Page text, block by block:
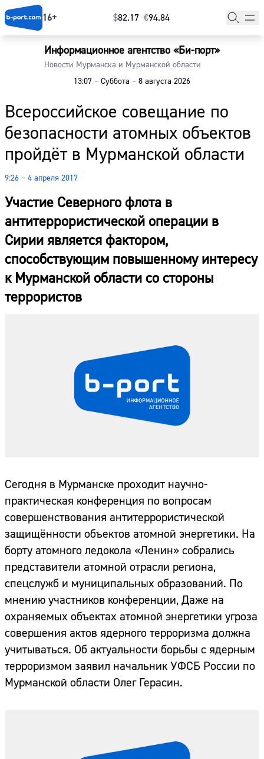
16+ $⁠82.17 €⁠94.84
Информационное агентство «Би-порт»
Новости Мурманска и Мурманской области
13:07 – Суббота – 8 августа 2026
Всероссийское совещание по
безопасности атомных объектов
пройдёт в Мурманской области
9:26 – 4 апреля 2017
Участие Северного флота в
антитеррористической операции в
Сирии является фактором,
способствующим повышенному интересу
к Мурманской области со стороны
террористов
Сегодня в Мурманске проходит научно-
практическая конференция по вопросам
совершенствования антитеррористической
защищённости объектов атомной энергетики. На
борту атомного ледокола «Ленин» собрались
представители атомной отрасли региона,
спецслужб и муниципальных образований. По
мнению участников конференции, Даже на
охраняемых объектах атомной энергетики угроза
совершения актов ядерного терроризма должна
учитываться. Об актуальности борьбы с ядерным
терроризмом заявил начальник УФСБ России по
Мурманской области Олег Герасин.
Главная
Наши гости
Фоторепортажи
Погода
Курсы валют